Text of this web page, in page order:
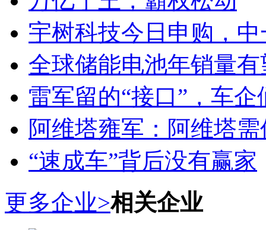
宇树科技今日申购，
全球储能电池年销量
雷军留的“接口”，车
阿维塔雍军：阿维塔
“速成车”背后没有赢家
更多企业>相关企业